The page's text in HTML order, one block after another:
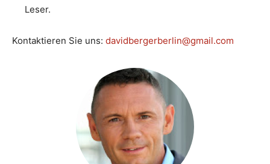
Leser.
Kontaktieren Sie uns: davidbergerberlin@gmail.com